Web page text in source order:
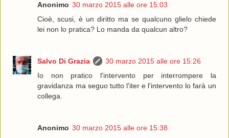
Anonimo 30 marzo 2015 alle ore 15:03
Cioè, scusi, è un diritto ma se qualcuno glielo chiede
lei non lo pratica? Lo manda da qualcun altro?
Salvo Di Grazia
30 marzo 2015 alle ore 15:26
Io non pratico l'intervento per interrompere la
gravidanza ma seguo tutto l'iter e l'intervento lo farà un
collega.
Anonimo 30 marzo 2015 alle ore 15:38